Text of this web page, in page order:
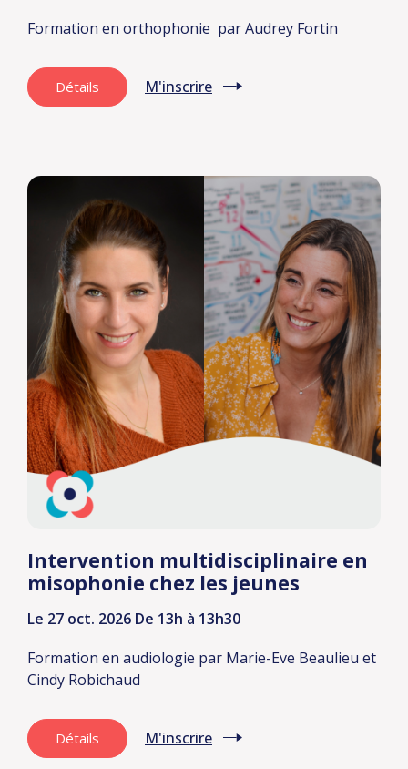
Formation en orthophonie par Audrey Fortin
Détails M'inscrire
Intervention multidisciplinaire en
misophonie chez les jeunes
Le 27 oct. 2026 De 13h à 13h30
Formation en audiologie par Marie-Eve Beaulieu et
Cindy Robichaud
Détails M'inscrire